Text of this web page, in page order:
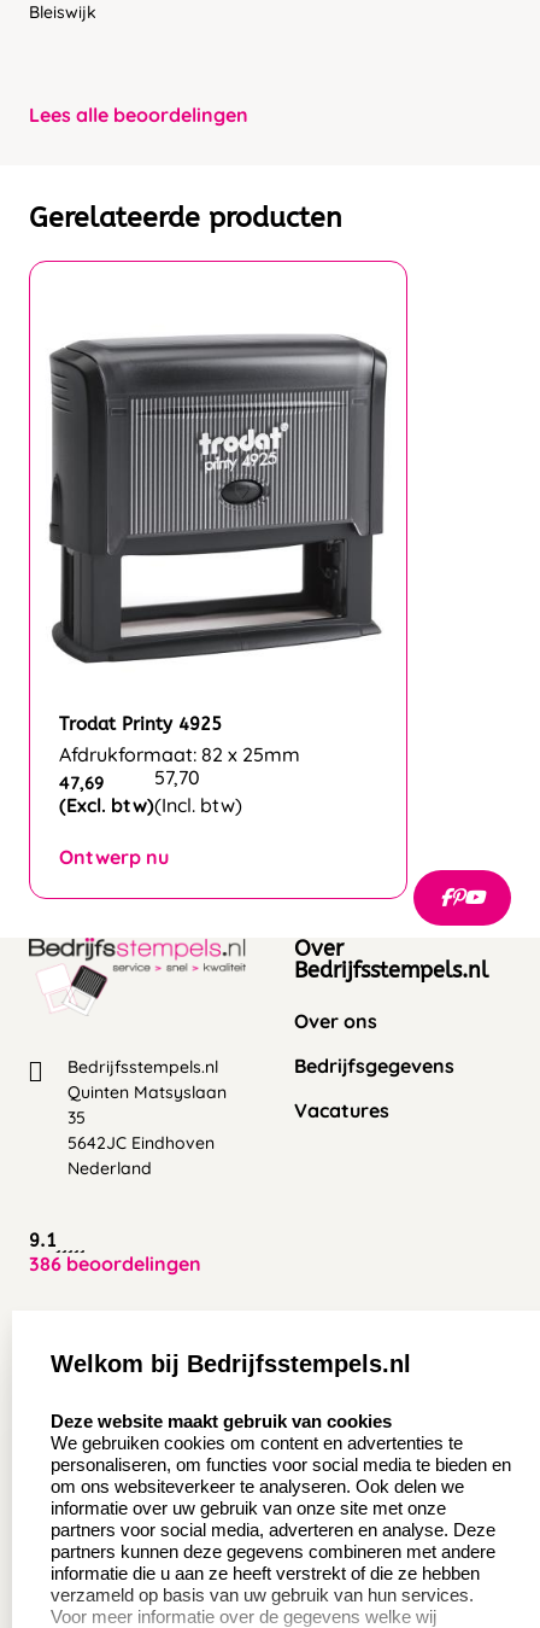
Bleiswijk
Lees alle beoordelingen
Gerelateerde producten
Trodat Printy 4925
Afdrukformaat: 82 x 25mm
47,69
(Excl. btw)
57,70
(Incl. btw)
Ontwerp nu
Bedrijfsstempels.nl
Quinten Matsyslaan
35
5642JC Eindhoven
Nederland
9.1
386 beoordelingen
Over
Bedrijfsstempels.nl
Over ons
Bedrijfsgegevens
Vacatures
Aanvraag op maat
Wederverkoper
worden
Sale
Betaling & Verzending
Contact opnemen
Veel gestelde vragen
Retourneren
Herroepingsrecht
Welkom bij Bedrijfsstempels.nl
Deze website maakt gebruik van cookies
We gebruiken cookies om content en advertenties te
personaliseren, om functies voor social media te bieden en
om ons websiteverkeer te analyseren. Ook delen we
informatie over uw gebruik van onze site met onze
partners voor social media, adverteren en analyse. Deze
partners kunnen deze gegevens combineren met andere
informatie die u aan ze heeft verstrekt of die ze hebben
verzameld op basis van uw gebruik van hun services.
Voor meer informatie over de gegevens welke wij